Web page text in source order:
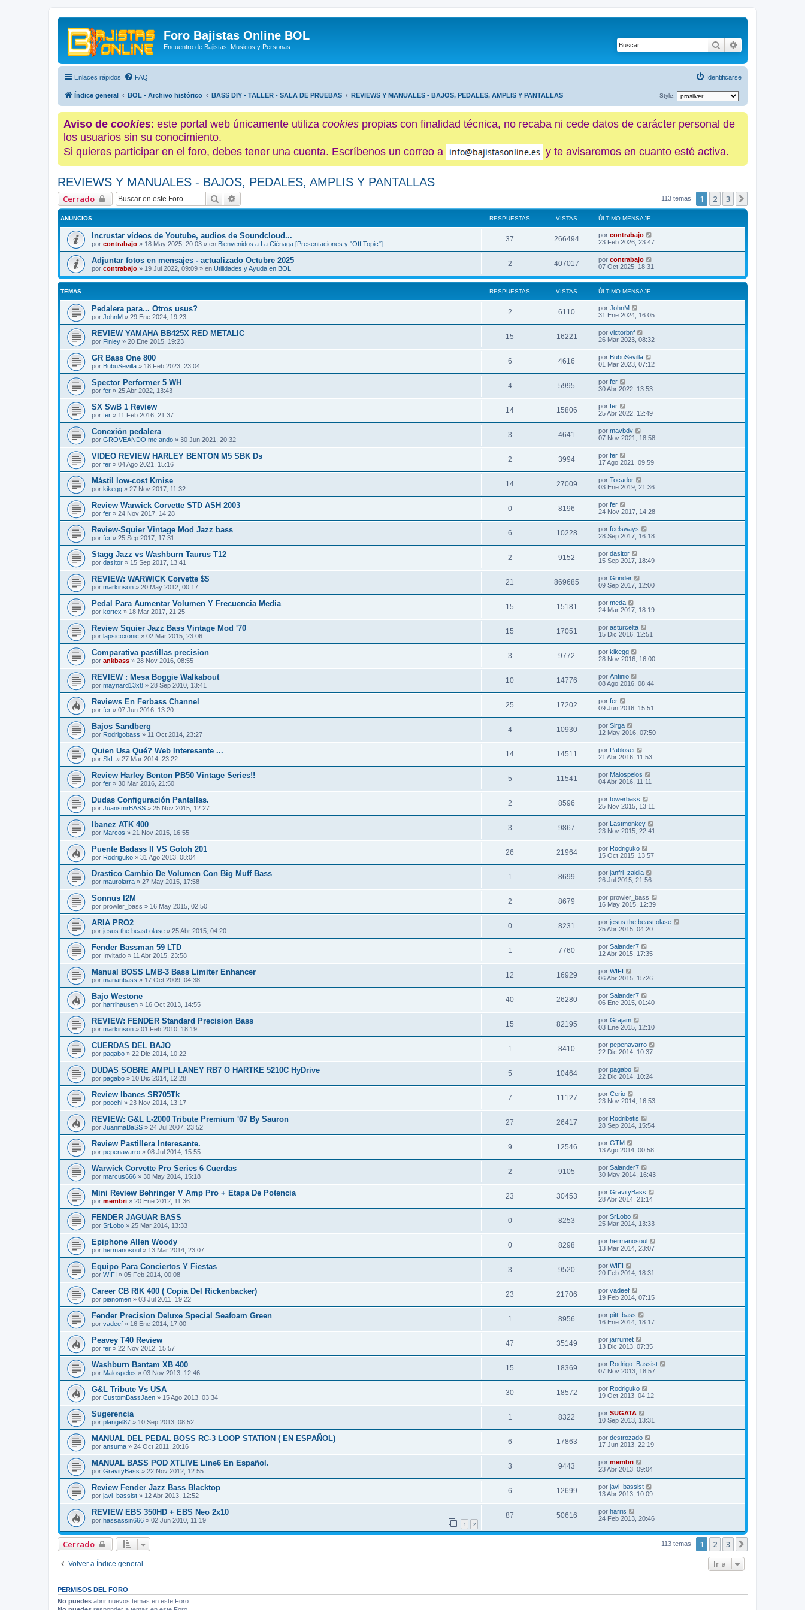
Foro Bajistas Online BOL
Encuentro de Bajistas, Musicos y Personas Buscar
Enlaces rápidos FAQ Identificarse
Índice general BOL - Archivo histórico BASS DIY - TALLER - SALA DE PRUEBAS REVIEWS Y MANUALES - BAJOS, PEDALES, AMPLIS Y PANTALLAS Style:
Aviso de cookies: este portal web únicamente utiliza cookies propias con finalidad técnica, no recaba ni cede datos de carácter personal de
los usuarios sin su conocimiento.
Si quieres participar en el foro, debes tener una cuenta. Escríbenos un correo a
y te avisaremos en cuanto esté activa.
REVIEWS Y MANUALES - BAJOS, PEDALES, AMPLIS Y PANTALLAS
Cerrado Buscar 113 temas 1 2 3
ANUNCIOS RESPUESTAS VISTAS ÚLTIMO MENSAJE
Incrustar vídeos de Youtube, audios de Soundcloud...
por contrabajo » 18 May 2025, 20:03 » en Bienvenidos a La Ciénaga [Presentaciones y "Off Topic"]
37 266494 por contrabajo
23 Feb 2026, 23:47
Adjuntar fotos en mensajes - actualizado Octubre 2025
por contrabajo » 19 Jul 2022, 09:09 » en Utilidades y Ayuda en BOL
2 407017 por contrabajo
07 Oct 2025, 18:31
TEMAS RESPUESTAS VISTAS ÚLTIMO MENSAJE
Pedalera para... Otros usus?
por JohnM » 29 Ene 2024, 19:23
2 6110 por JohnM
31 Ene 2024, 16:05
REVIEW YAMAHA BB425X RED METALIC
por Finley » 20 Ene 2015, 19:23
15 16221 por victorbnf
26 Mar 2023, 08:32
GR Bass One 800
por BubuSevilla » 18 Feb 2023, 23:04
6 4616 por BubuSevilla
01 Mar 2023, 07:12
Spector Performer 5 WH
por fer » 25 Abr 2022, 13:43
4 5995 por fer
30 Abr 2022, 13:53
SX SwB 1 Review
por fer » 11 Feb 2016, 21:37
14 15806 por fer
25 Abr 2022, 12:49
Conexión pedalera
por GROVEANDO me ando » 30 Jun 2021, 20:32
3 4641 por mavbdv
07 Nov 2021, 18:58
VIDEO REVIEW HARLEY BENTON M5 SBK Ds
por fer » 04 Ago 2021, 15:16
2 3994 por fer
17 Ago 2021, 09:59
Mástil low-cost Kmise
por kikegg » 27 Nov 2017, 11:32
14 27009 por Tocador
03 Ene 2019, 21:36
Review Warwick Corvette STD ASH 2003
por fer » 24 Nov 2017, 14:28
0 8196 por fer
24 Nov 2017, 14:28
Review-Squier Vintage Mod Jazz bass
por fer » 25 Sep 2017, 17:31
6 10228 por feelsways
28 Sep 2017, 16:18
Stagg Jazz vs Washburn Taurus T12
por dasitor » 15 Sep 2017, 13:41
2 9152 por dasitor
15 Sep 2017, 18:49
REVIEW: WARWICK Corvette $$
por markinson » 20 May 2012, 00:17
21 869685 por Grinder
09 Sep 2017, 12:00
Pedal Para Aumentar Volumen Y Frecuencia Media
por kortex » 18 Mar 2017, 21:25
15 15181 por meda
24 Mar 2017, 18:19
Review Squier Jazz Bass Vintage Mod '70
por lapsicoxonic » 02 Mar 2015, 23:06
15 17051 por asturcelta
15 Dic 2016, 12:51
Comparativa pastillas precision
por ankbass » 28 Nov 2016, 08:55
3 9772 por kikegg
28 Nov 2016, 16:00
REVIEW : Mesa Boggie Walkabout
por maynard13x8 » 28 Sep 2010, 13:41
10 14776 por Antinio
08 Ago 2016, 08:44
Reviews En Ferbass Channel
por fer » 07 Jun 2016, 13:20
25 17202 por fer
09 Jun 2016, 15:51
Bajos Sandberg
por Rodrigobass » 11 Oct 2014, 23:27
4 10930 por Sirga
12 May 2016, 07:50
Quien Usa Qué? Web Interesante ...
por SkL » 27 Mar 2014, 23:22
14 14511 por Pablosei
21 Abr 2016, 11:53
Review Harley Benton PB50 Vintage Series!!
por fer » 30 Mar 2016, 21:50
5 11541 por Malospelos
04 Abr 2016, 11:11
Dudas Configuración Pantallas.
por JuansmrBASS » 25 Nov 2015, 12:27
2 8596 por towerbass
25 Nov 2015, 13:11
Ibanez ATK 400
por Marcos » 21 Nov 2015, 16:55
3 9867 por Lastmonkey
23 Nov 2015, 22:41
Puente Badass II VS Gotoh 201
por Rodriguko » 31 Ago 2013, 08:04
26 21964 por Rodriguko
15 Oct 2015, 13:57
Drastico Cambio De Volumen Con Big Muff Bass
por maurolarra » 27 May 2015, 17:58
1 8699 por janfri_zaidia
26 Jul 2015, 21:56
Sonnus I2M
por prowler_bass » 16 May 2015, 02:50
2 8679 por prowler_bass
16 May 2015, 12:39
ARIA PRO2
por jesus the beast olase » 25 Abr 2015, 04:20
0 8231 por jesus the beast olase
25 Abr 2015, 04:20
Fender Bassman 59 LTD
por Invitado » 11 Abr 2015, 23:58
1 7760 por Salander7
12 Abr 2015, 17:35
Manual BOSS LMB-3 Bass Limiter Enhancer
por marianbass » 17 Oct 2009, 04:38
12 16929 por WIFI
06 Abr 2015, 15:26
Bajo Westone
por harrihausen » 16 Oct 2013, 14:55
40 26280 por Salander7
06 Ene 2015, 01:40
REVIEW: FENDER Standard Precision Bass
por markinson » 01 Feb 2010, 18:19
15 82195 por Grajam
03 Ene 2015, 12:10
CUERDAS DEL BAJO
por pagabo » 22 Dic 2014, 10:22
1 8410 por pepenavarro
22 Dic 2014, 10:37
DUDAS SOBRE AMPLI LANEY RB7 O HARTKE 5210C HyDrive
por pagabo » 10 Dic 2014, 12:28
5 10464 por pagabo
22 Dic 2014, 10:24
Review Ibanes SR705Tk
por poochi » 23 Nov 2014, 13:17
7 11127 por Cerio
23 Nov 2014, 16:53
REVIEW: G&L L-2000 Tribute Premium '07 By Sauron
por JuanmaBaSS » 24 Jul 2007, 23:52
27 26417 por Rodribetis
28 Sep 2014, 15:54
Review Pastillera Interesante.
por pepenavarro » 08 Jul 2014, 15:55
9 12546 por GTM
13 Ago 2014, 00:58
Warwick Corvette Pro Series 6 Cuerdas
por marcus666 » 30 May 2014, 15:18
2 9105 por Salander7
30 May 2014, 16:43
Mini Review Behringer V Amp Pro + Etapa De Potencia
por membri » 20 Ene 2012, 11:36
23 30453 por GravityBass
28 Abr 2014, 21:14
FENDER JAGUAR BASS
por SrLobo » 25 Mar 2014, 13:33
0 8253 por SrLobo
25 Mar 2014, 13:33
Epiphone Allen Woody
por hermanosoul » 13 Mar 2014, 23:07
0 8298 por hermanosoul
13 Mar 2014, 23:07
Equipo Para Conciertos Y Fiestas
por WIFI » 05 Feb 2014, 00:08
3 9520 por WIFI
20 Feb 2014, 18:31
Career CB RIK 400 ( Copia Del Rickenbacker)
por pianomen » 03 Jul 2011, 19:22
23 21706 por vadeef
19 Feb 2014, 07:15
Fender Precision Deluxe Special Seafoam Green
por vadeef » 16 Ene 2014, 17:00
1 8956 por pitt_bass
16 Ene 2014, 18:17
Peavey T40 Review
por fer » 22 Nov 2012, 15:57
47 35149 por jarrumet
13 Dic 2013, 07:35
Washburn Bantam XB 400
por Malospelos » 03 Nov 2013, 12:46
15 18369 por Rodrigo_Bassist
07 Nov 2013, 18:57
G&L Tribute Vs USA
por CustomBassJaen » 15 Ago 2013, 03:34
30 18572 por Rodriguko
19 Oct 2013, 04:12
Sugerencia
por plangel87 » 10 Sep 2013, 08:52
1 8322 por SUGATA
10 Sep 2013, 13:31
MANUAL DEL PEDAL BOSS RC-3 LOOP STATION ( EN ESPAÑOL)
por ansuma » 24 Oct 2011, 20:16
6 17863 por destrozado
17 Jun 2013, 22:19
MANUAL BASS POD XTLIVE Line6 En Español.
por GravityBass » 22 Nov 2012, 12:55
3 9443 por membri
23 Abr 2013, 09:04
Review Fender Jazz Bass Blacktop
por javi_bassist » 12 Abr 2013, 12:52
6 12699 por javi_bassist
13 Abr 2013, 10:09
REVIEW EBS 350HD + EBS Neo 2x10
por hassassin666 » 02 Jun 2010, 11:19 1 2
87 50616 por harris
24 Feb 2013, 20:46
Cerrado 113 temas 1 2 3
Volver a Índice general Ir a
PERMISOS DEL FORO
No puedes abrir nuevos temas en este Foro